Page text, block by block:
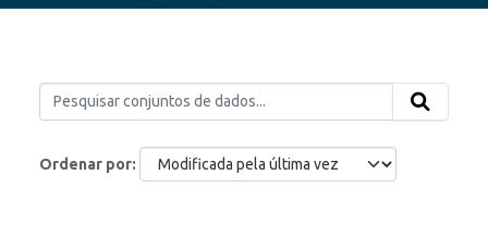
Ordenar por